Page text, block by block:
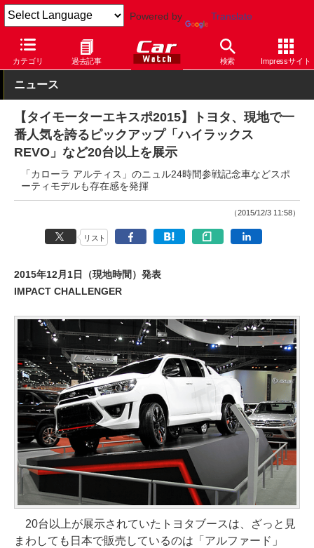
Powered by Translate
カテゴリ 過去記事 検索 Impressサイト
Car Watch 自動車 トヨタ その他
ニュース
【タイモーターエキスポ2015】トヨタ、現地で一
番人気を誇るピックアップ「ハイラックス
REVO」など20台以上を展示
「カローラ アルティス」のニュル24時間参戦記念車などスポ
ーティモデルも存在感を発揮
（2015/12/3 11:58）
リスト
2015年12月1日（現地時間）発表
IMPACT CHALLENGER
20台以上が展示されていたトヨタブースは、ざっと見
まわしても日本で販売しているのは「アルファード」